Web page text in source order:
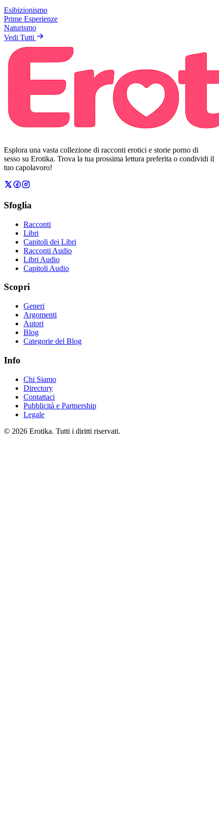
Esibizionismo
Prime Esperienze
Naturismo
Vedi Tutti
Esplora una vasta collezione di racconti erotici e storie porno di
sesso su Erotika. Trova la tua prossima lettura preferita o condividi il
tuo capolavoro!
Sfoglia
Racconti
Libri
Capitoli dei Libri
Racconti Audio
Libri Audio
Capitoli Audio
Scopri
Generi
Argomenti
Autori
Blog
Categorie del Blog
Info
Chi Siamo
Directory
Contattaci
Pubblicità e Partnership
Legale
© 2026 Erotika. Tutti i diritti riservati.